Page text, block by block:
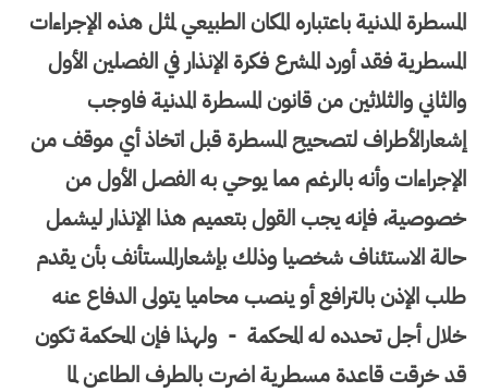
المسطرة المدنية باعتباره المكان الطبيعي لمثل هذه الإجراءات
المسطرية فقد أورد المشرع فكرة الإنذار في الفصلين الأول
والثاني والثلاثين من قانون المسطرة المدنية فاوجب
إشعارالأطراف لتصحيح المسطرة قبل اتخاذ أي موقف من
الإجراءات وأنه بالرغم مما يوحي به الفصل الأول من
خصوصية، فإنه يجب القول بتعميم هذا الإنذار ليشمل
حالة الاستئناف شخصيا وذلك بإشعارالمستأنف بأن يقدم
طلب الإذن بالترافع أو ينصب محاميا يتولى الدفاع عنه
خلال أجل تحدده له المحكمة - ولهذا فإن المحكمة تكون
قد خرقت قاعدة مسطرية اضرت بالطرف الطاعن لما